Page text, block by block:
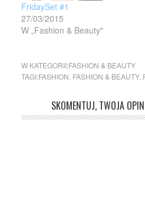
FridaySet #1
27/03/2015
W „Fashion & Beauty"
W KATEGORII:FASHION & BEAUTY
TAGI:FASHION FASHION & BEAUTY,
SKOMENTUJ, TWOJA